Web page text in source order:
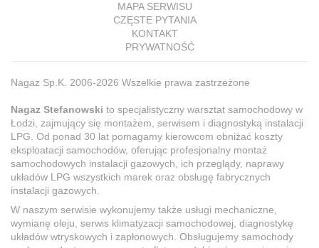
MAPA SERWISU
CZĘSTE PYTANIA
KONTAKT
PRYWATNOŚĆ
Nagaz Sp.K. 2006-2026 Wszelkie prawa zastrzeżone
Nagaz Stefanowski to specjalistyczny warsztat samochodowy w
Łodzi, zajmujący się montażem, serwisem i diagnostyką instalacji
LPG. Od ponad 30 lat pomagamy kierowcom obniżać koszty
eksploatacji samochodów, oferując profesjonalny montaż
samochodowych instalacji gazowych, ich przeglądy, naprawy
układów LPG wszystkich marek oraz obsługę fabrycznych
instalacji gazowych.
W naszym serwisie wykonujemy także usługi mechaniczne,
wymianę oleju, serwis klimatyzacji samochodowej, diagnostykę
układów wtryskowych i zapłonowych. Obsługujemy samochody